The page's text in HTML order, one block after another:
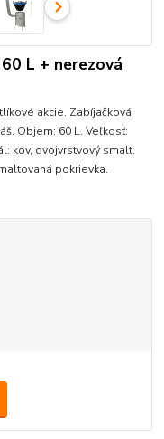
L + nerezová
akcie. Zabíjačková
Objem: 60 L. Veľkosť:
kov, dvojvrstvový smalt.
pokrievka.